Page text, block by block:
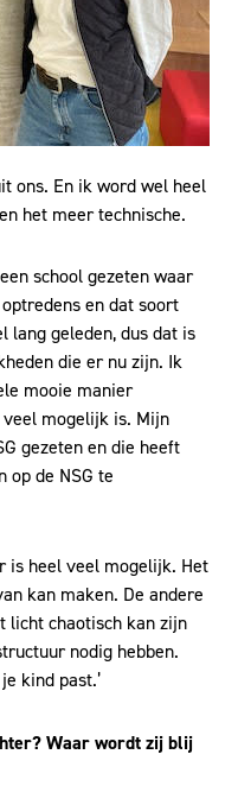
ons. En ik word wel heel
het meer technische.
school gezeten waar
en dat soort
lang geleden, dus dat is
die er nu zijn. Ik
mooie manier
mogelijk is. Mijn
gezeten en die heeft
op de NSG te
is heel veel mogelijk. Het
kan maken. De andere
licht chaotisch kan zijn
nodig hebben.
kind past.’
Waar wordt zij blij